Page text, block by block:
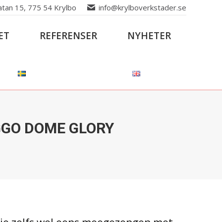
15, 775 54 Krylbo info@krylboverkstader.se
REFERENSER NYHETER
DOME GLORY